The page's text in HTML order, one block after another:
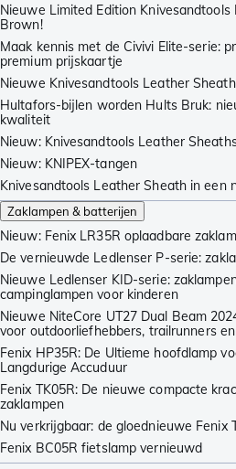
Nieuwe Limited Edition
Brown!
Maak kennis met de Civivi Elite-serie:
premium prijskaartje
Nieuwe Knivesandtools Leather
Hultafors-bijlen worden Hults Bruk:
kwaliteit
Nieuw: Knivesandtools Leather
Nieuw: KNIPEX-tangen
Knivesandtools Leather Sheath in een
Zaklampen & batterijen
Nieuw: Fenix LR35R oplaadbare
De vernieuwde Ledlenser P-serie:
Nieuwe Ledlenser KID-serie:
campinglampen voor kinderen
Nieuwe NiteCore UT27 Dual Beam
voor outdoorliefhebbers, trailrunners
Fenix HP35R: De Ultieme hoofdlamp
Langdurige Accuduur
Fenix TK05R: De nieuwe compacte
zaklampen
Nu verkrijgbaar: de gloednieuwe Fenix
Fenix BC05R fietslamp vernieuwd